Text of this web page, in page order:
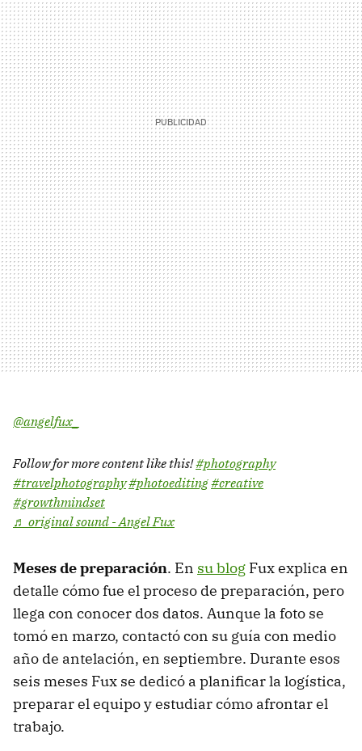
@angelfux_
Follow for more content like this!#photography
#travelphotography#photoediting#creative
#growthmindset
♬ original sound - Angel Fux
Meses de preparación. En su blog Fux explica en
detalle cómo fue el proceso de preparación, pero
llega con conocer dos datos. Aunque la foto se
tomó en marzo, contactó con su guía con medio
año de antelación, en septiembre. Durante esos
seis meses Fux se dedicó a planificar la logística,
preparar el equipo y estudiar cómo afrontar el
trabajo.